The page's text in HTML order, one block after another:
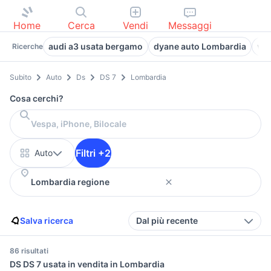
Home Cerca Vendi Messaggi
Ricerche audi a3 usata bergamo dyane auto Lombardia
Subito Auto Ds DS 7 Lombardia
Cosa cerchi?
Auto Filtri +2
Salva ricerca Dal più recente
86 risultati
DS DS 7 usata in vendita in Lombardia